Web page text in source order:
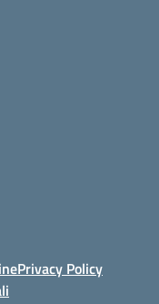
Privacy Policy